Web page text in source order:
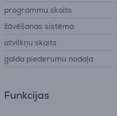
programmu skaits
žāvēšanas sistēma
atvilkņu skaits
galda piederumu nodaļa
Funkcijas